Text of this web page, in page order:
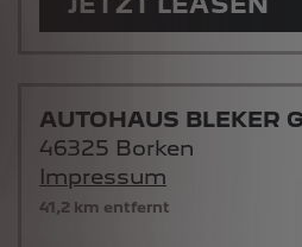
41,2 km entfernt
AUTOHAUS BLEKER
46325 Borken
Impressum